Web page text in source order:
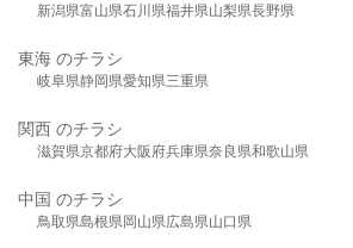
新潟県富山県石川県福井県山梨県長野県
東海 のチラシ
岐阜県静岡県愛知県三重県
関西 のチラシ
滋賀県京都府大阪府兵庫県奈良県和歌山県
中国 のチラシ
鳥取県島根県岡山県広島県山口県